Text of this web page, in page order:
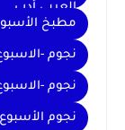
العربي أدب
مطبخ
نجوم -
نجوم -
نجوم